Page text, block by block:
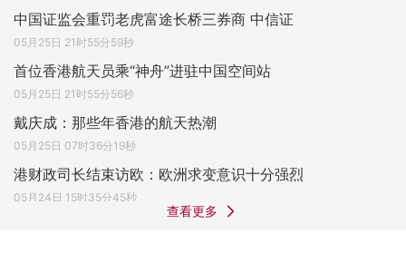
中国证监会重罚老虎富途长桥三券商 中信证
05月25日 21时55分59秒
首位香港航天员乘“神舟”进驻中国空间站
05月25日 21时55分56秒
戴庆成：那些年香港的航天热潮
05月25日 07时36分19秒
港财政司长结束访欧：欧洲求变意识十分强烈
05月24日 15时35分45秒
查看更多